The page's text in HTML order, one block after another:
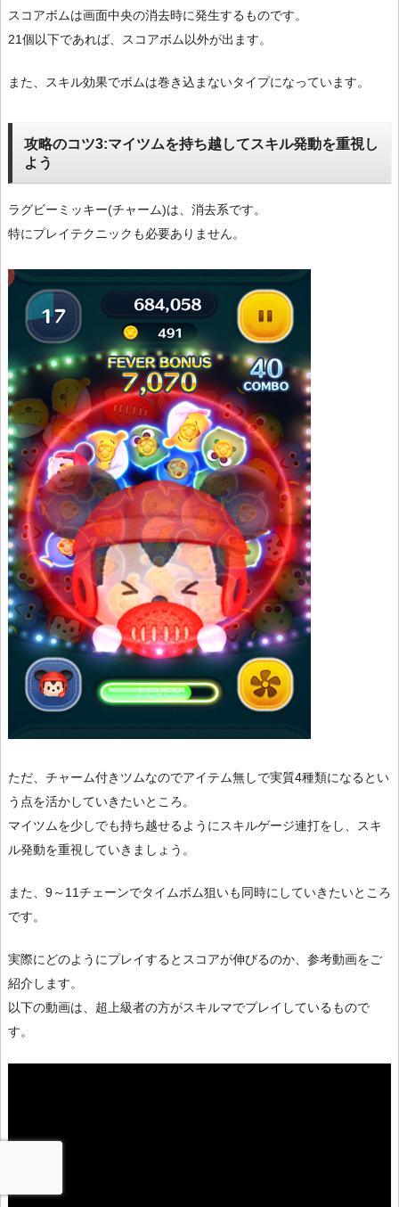
スコアボムは画面中央の消去時に発生するものです。
21個以下であれば、スコアボム以外が出ます。
また、スキル効果でボムは巻き込まないタイプになっています。
攻略のコツ3:マイツムを持ち越してスキル発動を重視し
よう
ラグビーミッキー(チャーム)は、消去系です。
特にプレイテクニックも必要ありません。
ただ、チャーム付きツムなのでアイテム無しで実質4種類になるとい
う点を活かしていきたいところ。
マイツムを少しでも持ち越せるようにスキルゲージ連打をし、スキ
ル発動を重視していきましょう。
また、9～11チェーンでタイムボム狙いも同時にしていきたいところ
です。
実際にどのようにプレイするとスコアが伸びるのか、参考動画をご
紹介します。
以下の動画は、超上級者の方がスキルマでプレイしているもので
す。